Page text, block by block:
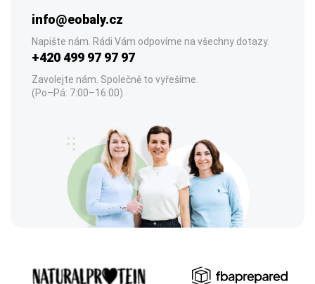
info@eobaly.cz
Napište nám. Rádi Vám odpovíme na všechny dotazy.
+420 499 97 97 97
Zavolejte nám. Společně to vyřešíme.
(Po–Pá: 7:00–16:00)